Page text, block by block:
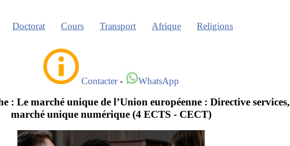
Doctorat Cours Transport Afrique Religions
Contacter- WhatsApp
: Le marché unique de l’Union européenne : Directive services,
marché unique numérique (4 ECTS - CECT)